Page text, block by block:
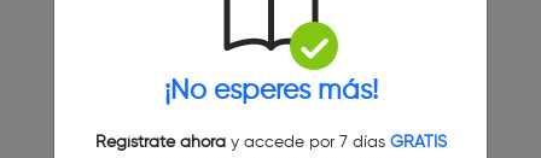
¡No esperes más!
Regístrate ahoray accede por 7 días GRATIS